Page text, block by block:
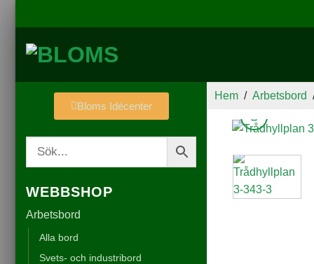
Bloms Idécenter
WEBBSHOP
Arbetsbord
Alla bord
Svets- och industribord
Hem / Arbetsbord